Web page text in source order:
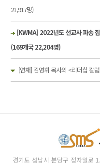
21,917명)
[KWMA] 2022년도 선교사 파송
(169개국 22,204명)
[연재] 김영휘 목사의 <리더십 칼
경기도 성남시 분당구 정자일로